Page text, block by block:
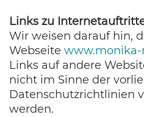
Links zu
Wir weisen darauf hin,
Webseite
Links auf andere
nicht im Sinne der
Datenschutzrichtlinien
werden.